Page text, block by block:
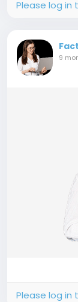
Please log in
9
Please log in